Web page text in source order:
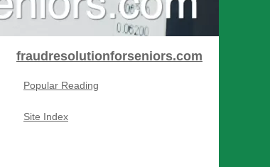
fraudresolutionforseniors.com
Popular Reading
Site Index